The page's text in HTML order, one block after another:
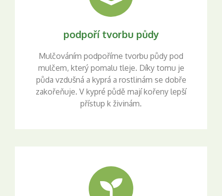
podpoří tvorbu půdy
Mulčováním podpoříme tvorbu půdy pod
mulčem, který pomalu tleje. Díky tomu je
půda vzdušná a kyprá a rostlinám se dobře
zakořeňuje. V kypré půdě mají kořeny lepší
přístup k živinám.